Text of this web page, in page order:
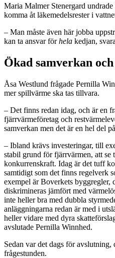
Maria Malmer Stenergard
komma åt läkemedelsrester i
– Man måste även här jobba
kan ta ansvar förhela kedjan,
Ökad samverkan
Åsa Westlund frågade Pernilla
mer spillvärme ska tas tillvara.
– Det finns redan idag, och är en
fjärrvärmeföretag och
samverkan men det är en hel del
– Ibland krävs investeringar, till
stabil grund för fjärrvärmen, att se
konkurrenskraft. Idag är det tuff
samtidigt som det finns regelverk
exempel är Boverkets byggregler,
diskrimineras jämfört med
inte heller bra med dubbla
anläggningarna redan är med i
heller vidare med dyra
avslutade Pernilla Winnhed.
Sedan var det dags för
frågestunden.